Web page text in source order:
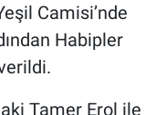
Camisi’nde
Habipler
Tamer Erol ile